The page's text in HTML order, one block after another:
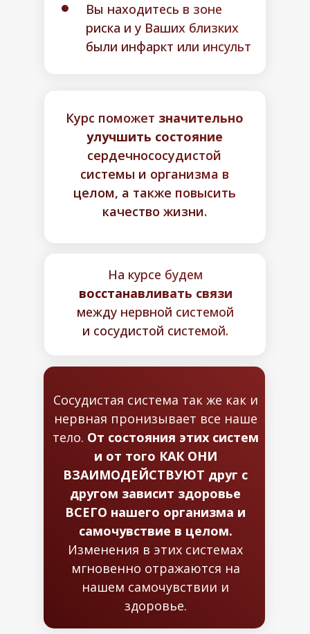
Вы находитесь в зоне
риска и у Ваших близких
были инфаркт или инсульт
Курс поможет значительно
улучшить состояние
сердечнососудистой
системы и организма в
целом, а также повысить
качество жизни.
На курсе будем
восстанавливать связи
между нервной системой
и сосудистой системой.
Сосудистая система так же как и
нервная пронизывает все наше
тело. От состояния этих систем
и от того КАК ОНИ
ВЗАИМОДЕЙСТВУЮТ друг с
другом зависит здоровье
ВСЕГО нашего организма и
самочувствие в целом.
Изменения в этих системах
мгновенно отражаются на
нашем самочувствии и
здоровье.